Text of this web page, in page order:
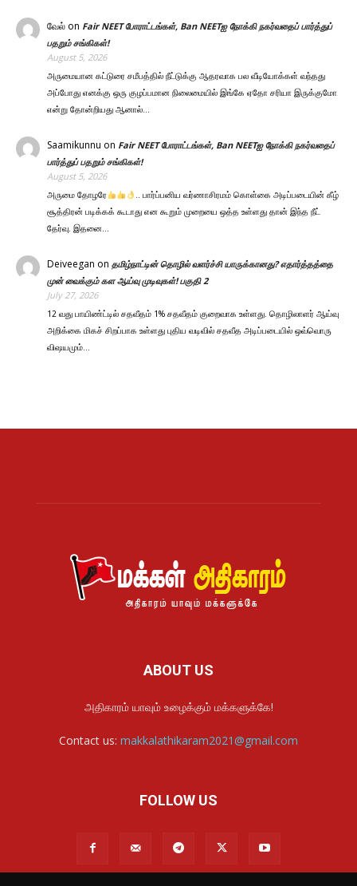
வேல் on Fair NEET போராட்டங்கள், Ban NEETஐ நோக்கி நகர்வதைப் பார்த்துப்
பதறும் சங்கிகள்!
August 5, 2026
அருமையான கட்டுரை சமீபத்தில் நீட்டுக்கு ஆதரவாக பல வீடியோக்கள் வந்தது
அப்போது எனக்கு ஒரு குழப்பமான நிலைமையில் இங்கே ஏதோ சரியா இருக்குமோ
என்று தோன்றியது ஆனால்…
Saamikunnu on Fair NEET போராட்டங்கள், Ban NEETஐ நோக்கி நகர்வதைப்
பார்த்துப் பதறும் சங்கிகள்!
August 5, 2026
அருமை தோழரே
.. பார்ப்பனிய வர்ணாசிரமம் கொள்கை அடிப்படையின் கீழ்
சூத்திரன் படிக்கக் கூடாது என கூறும் முறையை ஒத்த உள்ளது தான் இந்த நீட்
தேர்வு. இதனை…
Deiveegan on தமிழ்நாட்டின் தொழில் வளர்ச்சி யாருக்கானது? எதார்த்தத்தை
முன் வைக்கும் கள ஆய்வு முடிவுகள்! பகுதி 2
July 27, 2026
12 வது பாயிண்ட்டில் சதவீதம் 1% சதவீதம் குறைவாக உள்ளது. தொழிலாளர் ஆய்வு
அறிக்கை மிகச் சிறப்பாக உள்ளது புதிய வடிவில் சதவீத அடிப்படையில் ஒவ்வொரு
விஷயமும்…
ABOUT US
அதிகாரம் யாவும் உழைக்கும் மக்களுக்கே!
Contact us: makkalathikaram2021@gmail.com
FOLLOW US